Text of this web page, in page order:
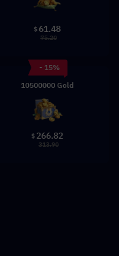
$ 61.48
75.20
- 15%
10500000 Gold
$ 266.82
313.90